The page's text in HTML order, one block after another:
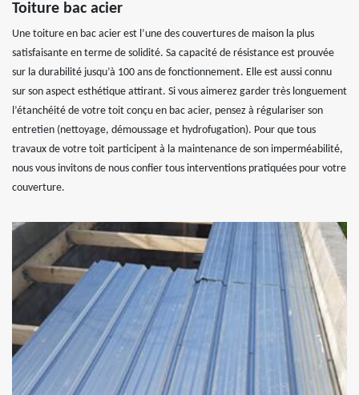
Toiture bac acier
Une toiture en bac acier est l’une des couvertures de maison la plus
satisfaisante en terme de solidité. Sa capacité de résistance est prouvée
sur la durabilité jusqu’à 100 ans de fonctionnement. Elle est aussi connu
sur son aspect esthétique attirant. Si vous aimerez garder très longuement
l’étanchéité de votre toit conçu en bac acier, pensez à régulariser son
entretien (nettoyage, démoussage et hydrofugation). Pour que tous
travaux de votre toit participent à la maintenance de son imperméabilité,
nous vous invitons de nous confier tous interventions pratiquées pour votre
couverture.